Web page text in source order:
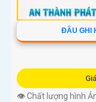
ĐẦU GHI
👁 Chất lượng hình